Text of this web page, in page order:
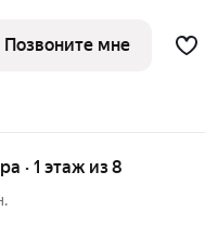
большие окна.
центре
Позвоните мне
· 1 этаж из 8